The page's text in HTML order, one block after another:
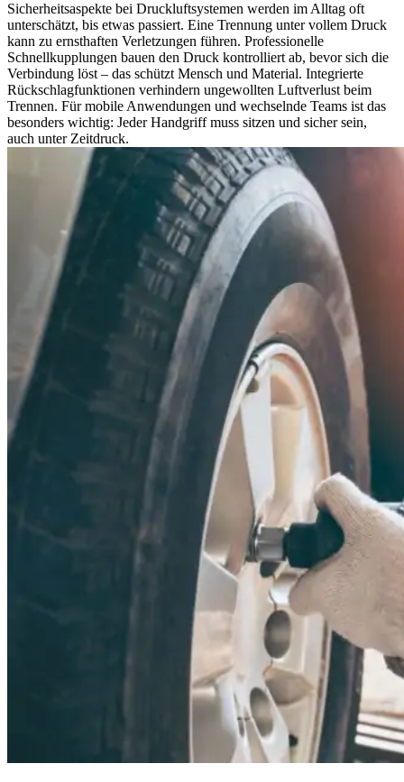
Sicherheitsaspekte bei Druckluftsystemen werden im Alltag oft
unterschätzt, bis etwas passiert. Eine Trennung unter vollem Druck
kann zu ernsthaften Verletzungen führen. Professionelle
Schnellkupplungen bauen den Druck kontrolliert ab, bevor sich die
Verbindung löst – das schützt Mensch und Material. Integrierte
Rückschlagfunktionen verhindern ungewollten Luftverlust beim
Trennen. Für mobile Anwendungen und wechselnde Teams ist das
besonders wichtig: Jeder Handgriff muss sitzen und sicher sein,
auch unter Zeitdruck.